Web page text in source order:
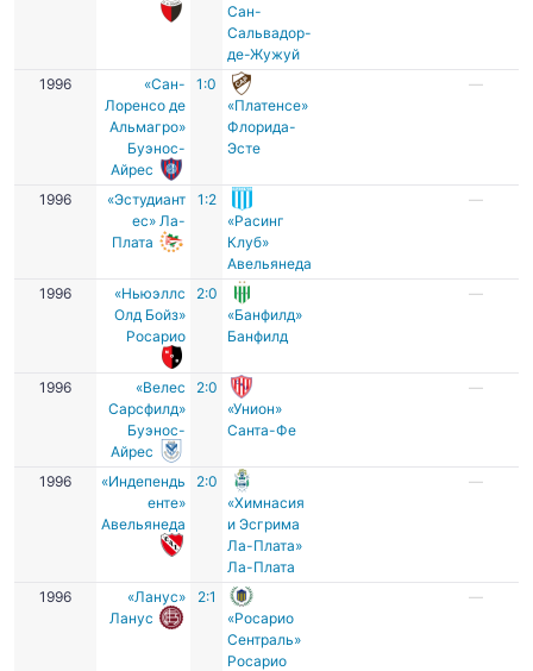
Сан-
Сальвадор-
де-Жужуй
1996
«Сан-
Лоренсо де
Альмагро»
Буэнос-
Айрес
1:0
«Платенсе»
Флорида-
Эсте
—
1996
«Эстудиант
ес» Ла-
Плата
1:2
«Расинг
Клуб»
Авельянеда
—
1996
«Ньюэллс
Олд Бойз»
Росарио
2:0
«Банфилд»
Банфилд
—
1996
«Велес
Сарсфилд»
Буэнос-
Айрес
2:0
«Унион»
Санта-Фе
—
1996
«Индепендь
енте»
Авельянеда
2:0
«Химнасия
и Эсгрима
Ла-Плата»
Ла-Плата
—
1996
«Ланус»
Ланус
2:1
«Росарио
Сентраль»
Росарио
—